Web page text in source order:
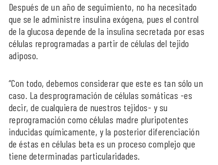
Después de un año de seguimiento, no ha necesitado
que se le administre insulina exógena, pues el control
de la glucosa depende de la insulina secretada por esas
células reprogramadas a partir de células del tejido
adiposo.
“Con todo, debemos considerar que este es tan sólo un
caso. La desprogramación de células somáticas -es
decir, de cualquiera de nuestros tejidos- y su
reprogramación como células madre pluripotentes
inducidas químicamente, y la posterior diferenciación
de éstas en células beta es un proceso complejo que
tiene determinadas particularidades.